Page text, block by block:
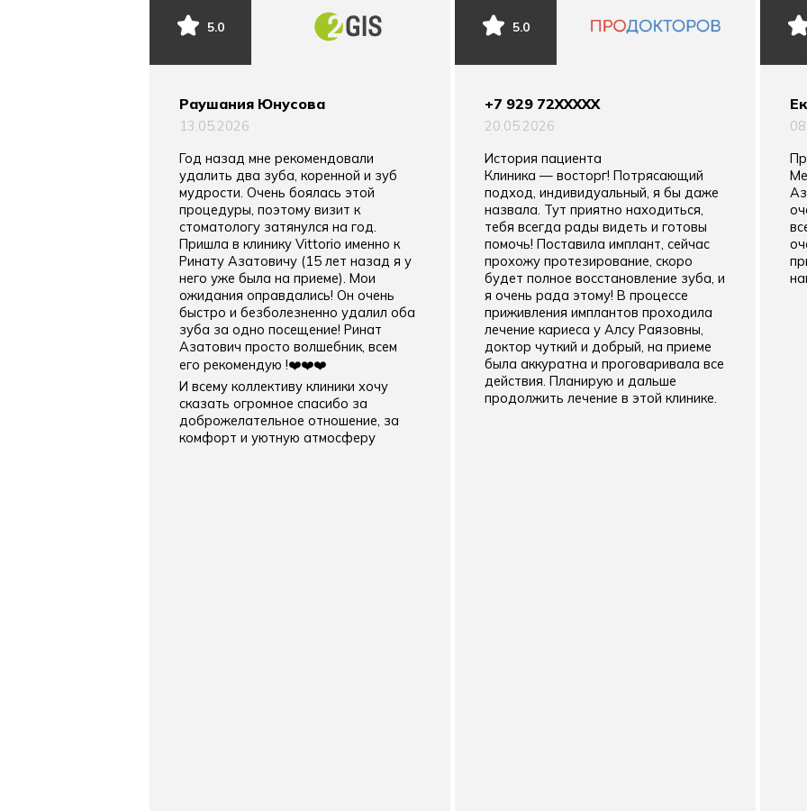
5.0
Раушания Юнусова
13.05.2026
Год назад мне рекомендовали
удалить два зуба, коренной и зуб
мудрости. Очень боялась этой
процедуры, поэтому визит к
стоматологу затянулся на год.
Пришла в клинику Vittorio именно к
Ринату Азатовичу (15 лет назад я у
него уже была на приеме). Мои
ожидания оправдались! Он очень
быстро и безболезненно удалил оба
зуба за одно посещение! Ринат
Азатович просто волшебник, всем
его рекомендую !❤️❤️❤️
И всему коллективу клиники хочу
сказать огромное спасибо за
доброжелательное отношение, за
комфорт и уютную атмосферу
5.0
+7 929 72XXXXX
20.05.2026
История пациента
Клиника — восторг! Потрясающий
подход, индивидуальный, я бы даже
назвала. Тут приятно находиться,
тебя всегда рады видеть и готовы
помочь! Поставила имплант, сейчас
прохожу протезирование, скоро
будет полное восстановление зуба, и
я очень рада этому! В процессе
приживления имплантов проходила
лечение кариеса​ у Алсу Раязовны,
доктор чуткий и добрый, на приеме
была аккуратна и проговаривала все
действия. Планирую и дальше
продолжить лечение в этой клинике.